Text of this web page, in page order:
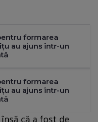
formarea
au ajuns într-un
formarea
au ajuns într-un
că a fost de